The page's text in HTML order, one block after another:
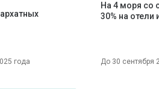
года
На 4 моря со
30% на отели
До 30 сентября